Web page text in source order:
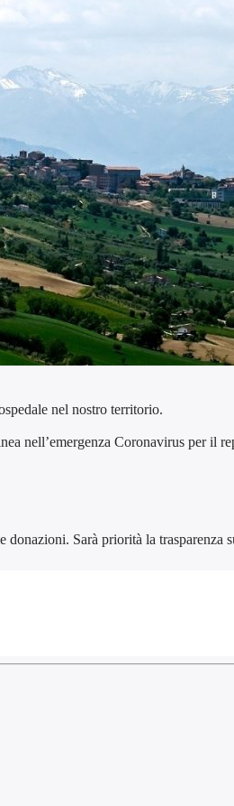
nel nostro territorio.
nell’emergenza Coronavirus per il
Sarà priorità la